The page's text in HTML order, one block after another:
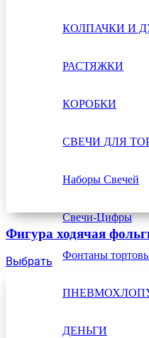
КОЛПАЧКИ И
РАСТЯЖКИ
КОРОБКИ
СВЕЧИ ДЛЯ
Наборы Свечей
Свечи-Цифры
Фонтаны
ДЕНЬГИ
Фигура ходячая
Выбрать